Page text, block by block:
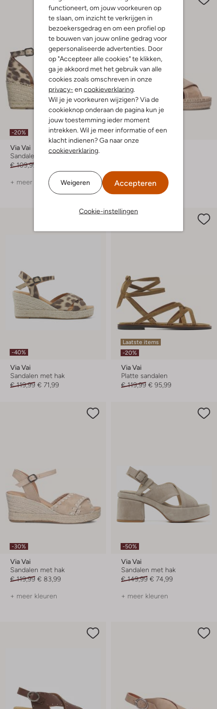
functioneert, om jouw voorkeuren op
te slaan, om inzicht te verkrijgen in
bezoekersgedrag en om een profiel op
te bouwen van jouw online gedrag voor
gepersonaliseerde advertenties. Door
op "Accepteer alle cookies" te klikken,
ga je akkoord met het gebruik van alle
cookies zoals omschreven in onze
privacy- en cookieverklaring
Wil je je voorkeuren wijzigen? Via de
cookieknop onderaan de pagina kun je
jouw toestemming ieder moment
intrekken. Wil je meer informatie of een
klacht indienen? Ga naar onze
cookieverklaring
Weigeren Accepteren
Cookie-instellingen
-20%
Via Vai
Sandalen met hak
€ 109,99
+ meer kleuren
-10%
+ meer kleuren
-40%
Via Vai
Sandalen met hak
€ 119,99 € 71,99
Laatste items
-20%
Via Vai
Platte sandalen
€ 119,99 € 95,99
-30%
Via Vai
Sandalen met hak
€ 119,99 € 83,99
+ meer kleuren
-50%
Via Vai
Sandalen met hak
€ 149,99 € 74,99
+ meer kleuren